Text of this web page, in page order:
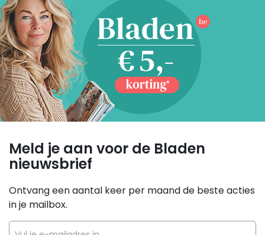
Meld je aan voor de Bladen
nieuwsbrief
Ontvang een aantal keer per maand de beste acties
in je mailbox.